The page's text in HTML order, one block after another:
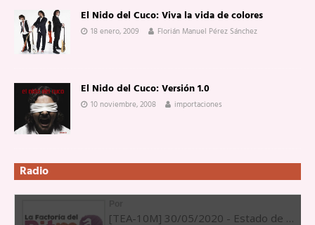
El Nido del Cuco: Viva la vida de colores
18 enero, 2009 Florián Manuel Pérez Sánchez
El Nido del Cuco: Versión 1.0
10 noviembre, 2008 importaciones
Radio